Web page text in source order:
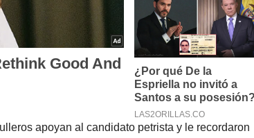
apoyan al candidato petrista y le recordaron